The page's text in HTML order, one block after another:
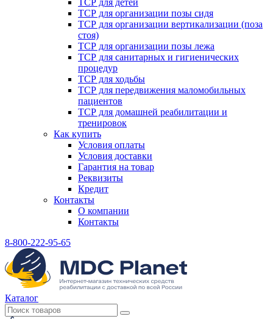
ТСР для детей
ТСР для организации позы сидя
ТСР для организации вертикализации (поза
стоя)
ТСР для организации позы лежа
ТСР для санитарных и гигиенических
процедур
ТСР для ходьбы
ТСР для передвижения маломобильных
пациентов
ТСР для домашней реабилитации и
тренировок
Как купить
Условия оплаты
Условия доставки
Гарантия на товар
Реквизиты
Кредит
Контакты
О компании
Контакты
8-800-222-95-65
Каталог